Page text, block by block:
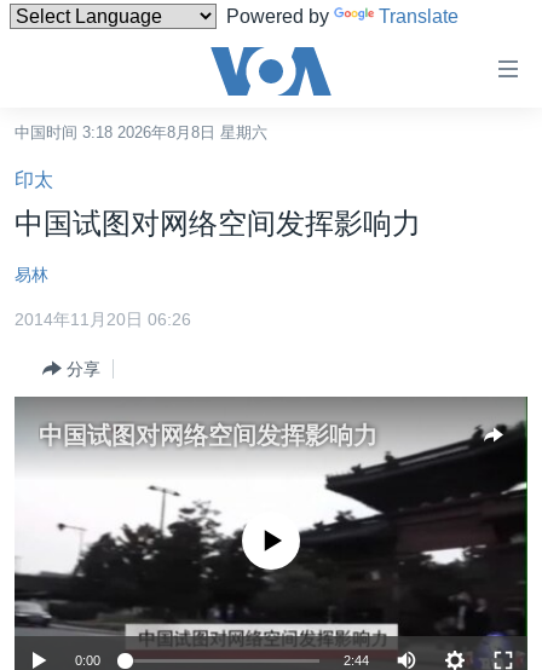
Powered by Translate
碍
链
接
内
转
到
检
台湾
港澳
国际
最新国际新闻
非洲
美洲
分类新闻
科教·文娱·体健
军事
劳工
白宫要闻
国会报道
美中关系
VOA视频
VOA今日焦点
中文广播
中国时间 3:18 2026年8月8日 星期六
印太
中国试图对网络空间发挥影响力
易林
2014年11月20日 06:26
分享
中国试图对网络空间发挥影响力
没有媒体可用资源
0:00 2:44